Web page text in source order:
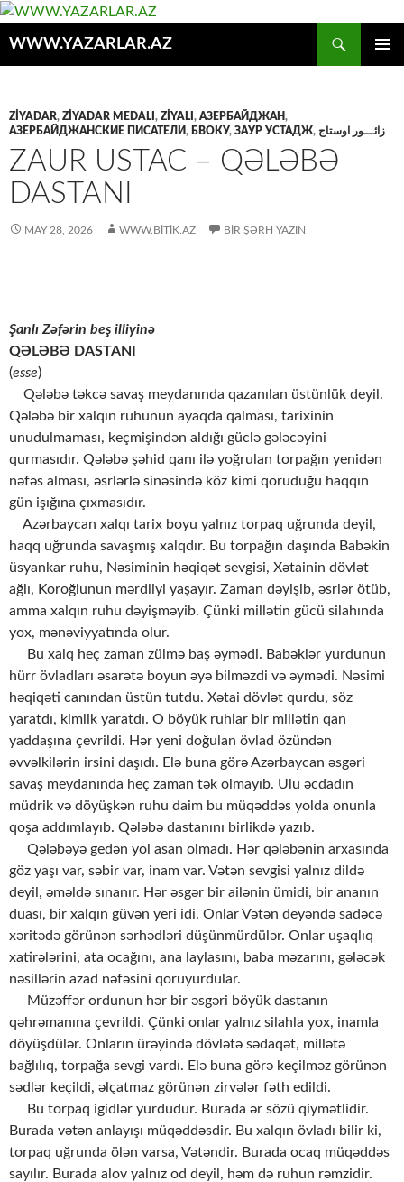
WWW.YAZARLAR.AZ
ZİYADAR, ZİYADAR MEDALI , ZİYALI , АЗЕРБАЙДЖАН,
АЗЕРБАЙДЖАНСКИЕ ПИСАТЕЛИ, БВОКУ, ЗАУР УСТАДЖ, زائـــور اوستاج
ZAUR USTAC – QƏLƏBƏ
DASTANI
MAY 28, 2026 WWW.BITIK.AZ BIR ŞƏRH YAZIN
Şanlı Zəfərin beş illiyinə
QƏLƏBƏ DASTANI
(esse)
Qələbə təkcə savaş meydanında qazanılan üstünlük deyil.
Qələbə bir xalqın ruhunun ayaqda qalması, tarixinin
unudulmaması, keçmişindən aldığı güclə gələcəyini
qurmasıdır. Qələbə şəhid qanı ilə yoğrulan torpağın yenidən
nəfəs alması, əsrlərlə sinəsində köz kimi qoruduğu haqqın
gün işığına çıxmasıdır.
Azərbaycan xalqı tarix boyu yalnız torpaq uğrunda deyil,
haqq uğrunda savaşmış xalqdır. Bu torpağın daşında Babəkin
üsyankar ruhu, Nəsiminin həqiqət sevgisi, Xətainin dövlət
ağlı, Koroğlunun mərdliyi yaşayır. Zaman dəyişib, əsrlər ötüb,
amma xalqın ruhu dəyişməyib. Çünki millətin gücü silahında
yox, mənəviyyatında olur.
Bu xalq heç zaman zülmə baş əymədi. Babəklər yurdunun
hürr övladları əsarətə boyun əyə bilməzdi və əymədi. Nəsimi
həqiqəti canından üstün tutdu. Xətai dövlət qurdu, söz
yaratdı, kimlik yaratdı. O böyük ruhlar bir millətin qan
yaddaşına çevrildi. Hər yeni doğulan övlad özündən
əvvəlkilərin irsini daşıdı. Elə buna görə Azərbaycan əsgəri
savaş meydanında heç zaman tək olmayıb. Ulu əcdadın
müdrik və döyüşkən ruhu daim bu müqəddəs yolda onunla
qoşa addımlayıb. Qələbə dastanını birlikdə yazıb.
Qələbəyə gedən yol asan olmadı. Hər qələbənin arxasında
göz yaşı var, səbir var, inam var. Vətən sevgisi yalnız dildə
deyil, əməldə sınanır. Hər əsgər bir ailənin ümidi, bir ananın
duası, bir xalqın güvən yeri idi. Onlar Vətən deyəndə sadəcə
xəritədə görünən sərhədləri düşünmürdülər. Onlar uşaqlıq
xatirələrini, ata ocağını, ana laylasını, baba məzarını, gələcək
nəsillərin azad nəfəsini qoruyurdular.
Müzəffər ordunun hər bir əsgəri böyük dastanın
qəhrəmanına çevrildi. Çünki onlar yalnız silahla yox, inamla
döyüşdülər. Onların ürəyində dövlətə sədaqət, millətə
bağlılıq, torpağa sevgi vardı. Elə buna görə keçilməz görünən
sədlər keçildi, əlçatmaz görünən zirvələr fəth edildi.
Bu torpaq igidlər yurdudur. Burada ər sözü qiymətlidir.
Burada vətən anlayışı müqəddəsdir. Bu xalqın övladı bilir ki,
torpaq uğrunda ölən varsa, Vətəndir. Burada ocaq müqəddəs
sayılır. Burada alov yalnız od deyil, həm də ruhun rəmzidir.